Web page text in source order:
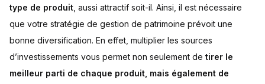
type de produit , aussi attractif soit-il. Ainsi, il est nécessaire
que votre stratégie de gestion de patrimoine prévoit une
bonne diversification. En effet, multiplier les sources
d’investissements vous permet non seulement de tirer le
meilleur parti de chaque produit, mais également de